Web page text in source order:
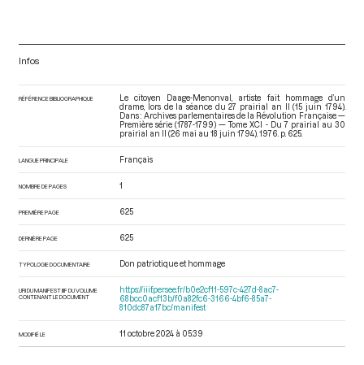
Infos
RÉFÉRENCE BIBLIOGRAPHIQUE
Le citoyen Daage-Menonval, artiste fait hommage d’un
drame, lors de la séance du 27 prairial an II (15 juin 1794).
Dans : Archives parlementaires de la Révolution Française —
Première série (1787-1799) — Tome XCI - Du 7 prairial au 30
prairial an II (26 mai au 18 juin 1794) . 1976. p. 625.
LANGUE PRINCIPALE Français
NOMBRE DE PAGES 1
PREMIÈRE PAGE 625
DERNIÈRE PAGE 625
TYPOLOGIE DOCUMENTAIRE Don patriotique et hommage
URI DU MANIFEST IIIF DU VOLUME
CONTENANT LE DOCUMENT
https://iiif.persee.fr/b0e2cf11-597c-427d-8ac7-
68bcc0acf13b/f0a82fc6-3166-4bf6-85a7-
810dc87a17bc/manifest
MODIFIÉ LE 11 octobre 2024 à 05:39